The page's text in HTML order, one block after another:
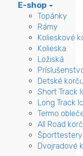
E-shop
Topánky
Rámy
Kolieskové
Kolieska
Ložiská
Detské
Short Track
Long Track
Termo
All Road
Dvojradové